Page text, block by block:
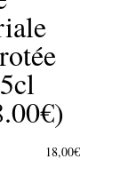
18,00€